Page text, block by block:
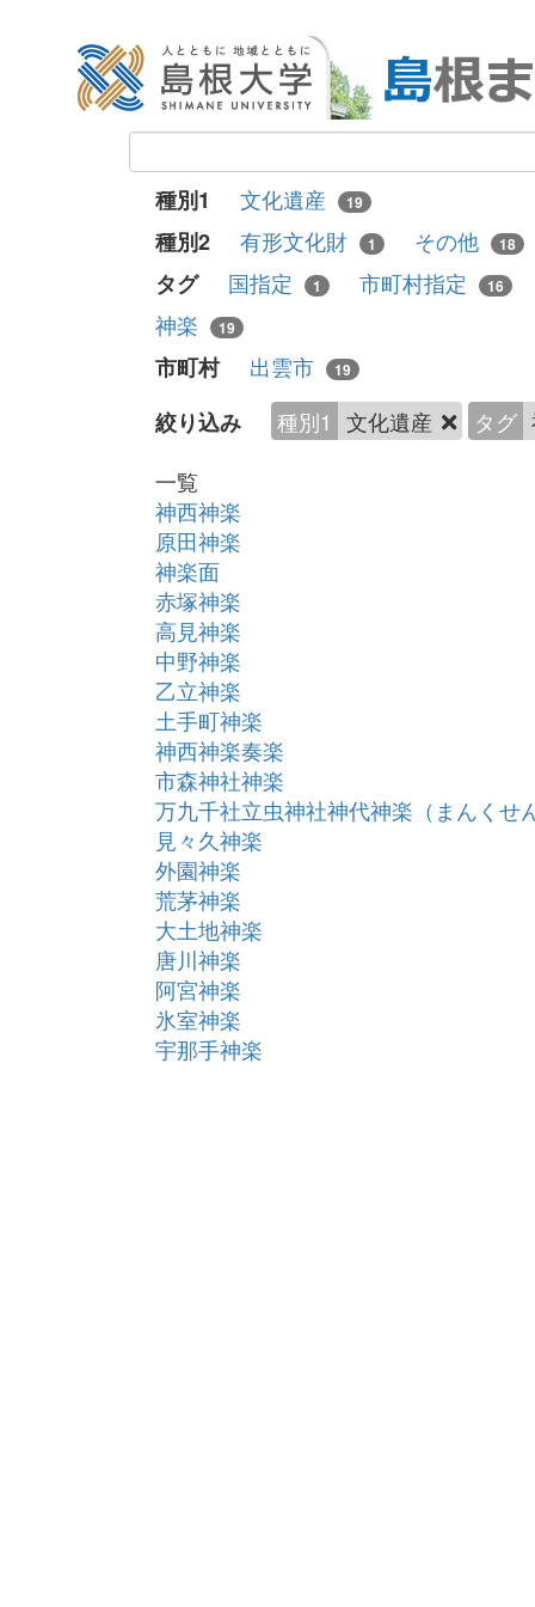
種別1 文化遺産 19
種別2 有形文化財 1 その他 18
タグ 国指定 1 市町村指定 16
神楽 19
市町村 出雲市 19
絞り込み 種別1 文化遺産 タグ
一覧
神西神楽
原田神楽
神楽面
赤塚神楽
高見神楽
中野神楽
乙立神楽
土手町神楽
神西神楽奏楽
市森神社神楽
万九千社立虫神社神代神楽（まんくせ
見々久神楽
外園神楽
荒茅神楽
大土地神楽
唐川神楽
阿宮神楽
氷室神楽
宇那手神楽